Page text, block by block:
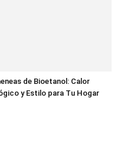
de Bioetanol: Calor
y Estilo para Tu Hogar